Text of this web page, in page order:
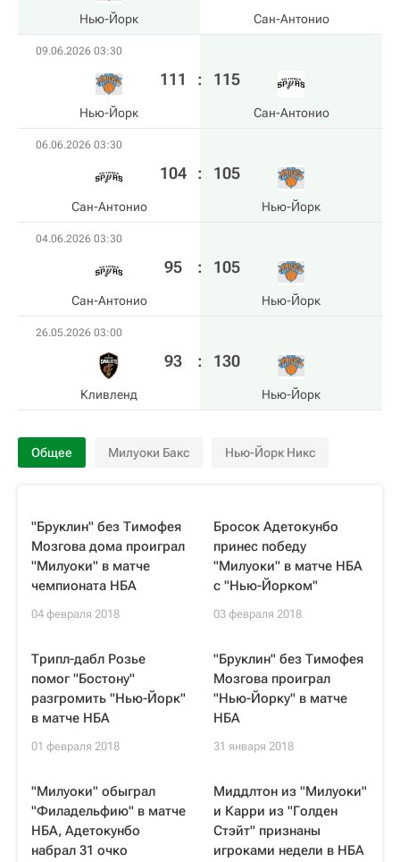
Нью-Йорк Сан-Антонио
09.06.2026 03:30
Нью-Йорк
111 : 115
Сан-Антонио
06.06.2026 03:30
Сан-Антонио
104 : 105
Нью-Йорк
04.06.2026 03:30
Сан-Антонио
95 : 105
Нью-Йорк
26.05.2026 03:00
Кливленд
93 : 130
Нью-Йорк
Общее Милуоки Бакс Нью-Йорк Никс
"Бруклин" без Тимофея
Мозгова дома проиграл
"Милуоки" в матче
чемпионата НБА
04 февраля 2018
Бросок Адетокунбо
принес победу
"Милуоки" в матче НБА
с "Нью-Йорком"
03 февраля 2018
Трипл-дабл Розье
помог "Бостону"
разгромить "Нью-Йорк"
в матче НБА
01 февраля 2018
"Бруклин" без Тимофея
Мозгова проиграл
"Нью-Йорку" в матче
НБА
31 января 2018
"Милуоки" обыграл
"Филадельфию" в матче
НБА, Адетокунбо
набрал 31 очко
Миддлтон из "Милуоки"
и Карри из "Голден
Стэйт" признаны
игроками недели в НБА